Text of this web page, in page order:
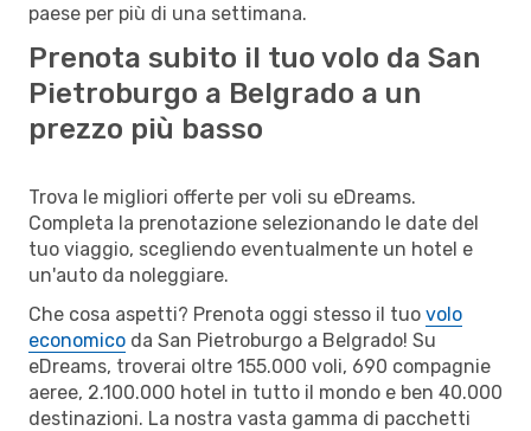
paese per più di una settimana.
Prenota subito il tuo volo da San
Pietroburgo a Belgrado a un
prezzo più basso
Trova le migliori offerte per voli su eDreams.
Completa la prenotazione selezionando le date del
tuo viaggio, scegliendo eventualmente un hotel e
un'auto da noleggiare.
Che cosa aspetti? Prenota oggi stesso il tuo volo
economico da San Pietroburgo a Belgrado! Su
eDreams, troverai oltre 155.000 voli, 690 compagnie
aeree, 2.100.000 hotel in tutto il mondo e ben 40.000
destinazioni. La nostra vasta gamma di pacchetti